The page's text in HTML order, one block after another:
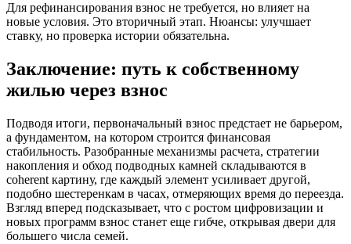
Для рефинансирования взнос не требуется, но влияет на
новые условия. Это вторичный этап. Нюансы: улучшает
ставку, но проверка истории обязательна.
Заключение: путь к собственному
жилью через взнос
Подводя итоги, первоначальный взнос предстает не барьером,
а фундаментом, на котором строится финансовая
стабильность. Разобранные механизмы расчета, стратегии
накопления и обход подводных камней складываются в
coherent картину, где каждый элемент усиливает другой,
подобно шестеренкам в часах, отмеряющих время до переезда.
Взгляд вперед подсказывает, что с ростом цифровизации и
новых программ взнос станет еще гибче, открывая двери для
большего числа семей.